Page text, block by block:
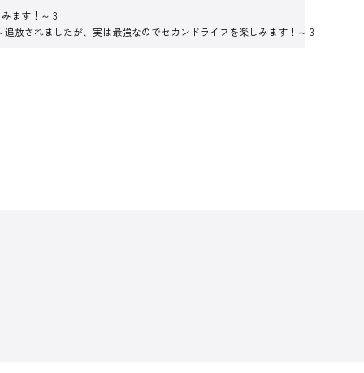
ます！～ 3
放されましたが、実は最強なのでセカンドライフを楽しみます！～ 3